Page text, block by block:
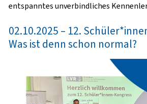
entspanntes unverbindliches
02.10.2025 – 12.
Was ist denn schon normal?